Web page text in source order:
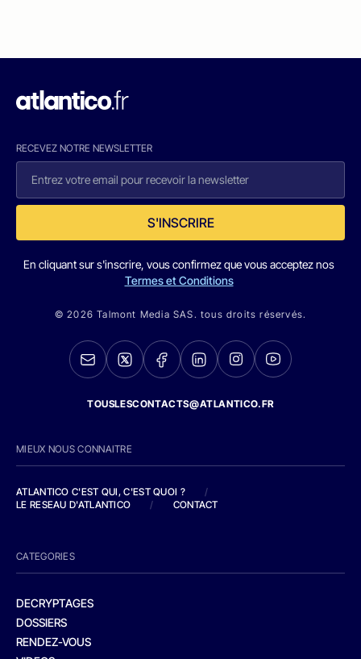
RECEVEZ NOTRE NEWSLETTER
S'INSCRIRE
En cliquant sur s'inscrire, vous confirmez que vous acceptez nos
Termes et Conditions
© 2026 Talmont Media SAS. tous droits réservés.
TOUSLESCONTACTS@ATLANTICO.FR
MIEUX NOUS CONNAITRE
ATLANTICO C'EST QUI, C'EST QUOI ?
/
LE RESEAU D'ATLANTICO
/ CONTACT
CATEGORIES
DECRYPTAGES
DOSSIERS
RENDEZ-VOUS